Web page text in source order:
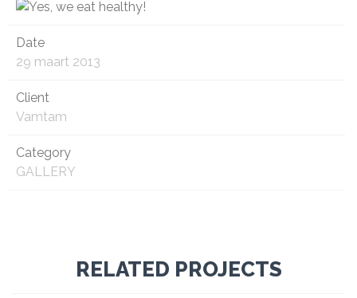
Date
29 maart 2013
Client
Vamtam
Category
GALLERY
RELATED PROJECTS